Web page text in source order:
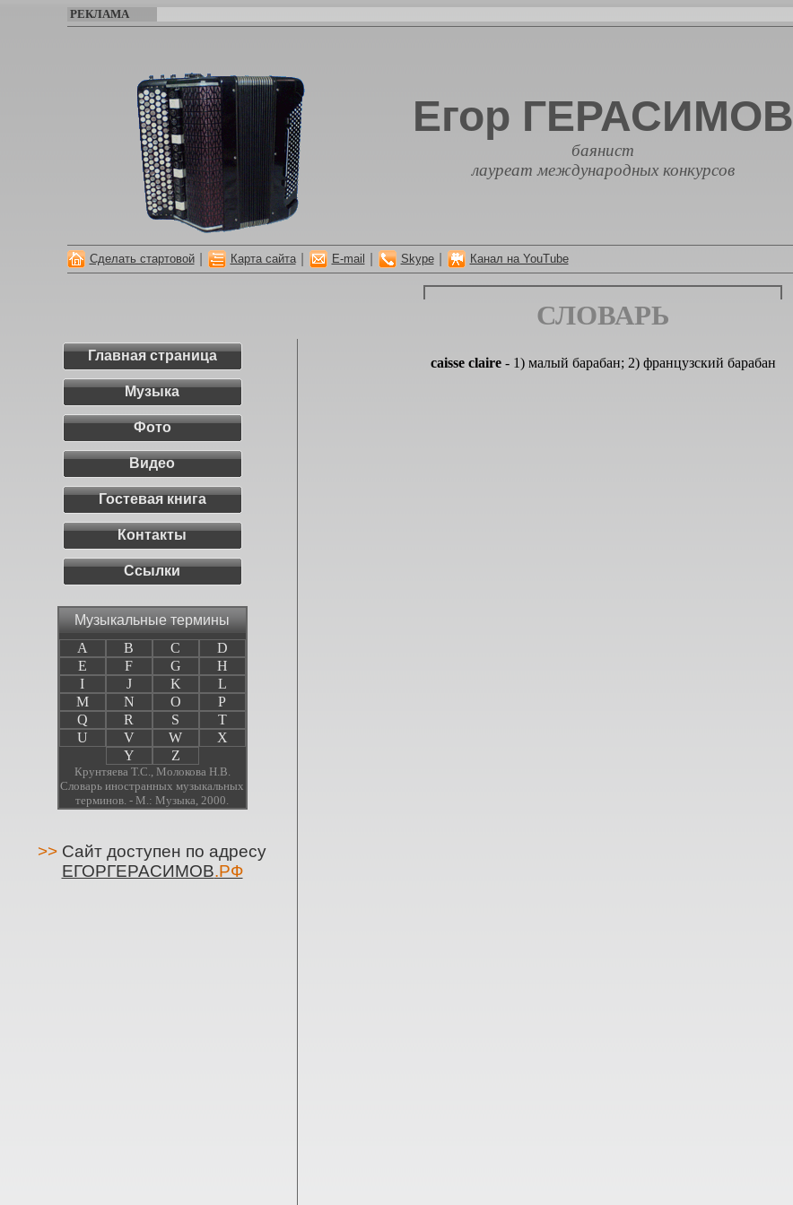
РЕКЛАМА
Егор ГЕРАСИМОВ
баянист
лауреат международных конкурсов
Сделать стартовой Карта сайта E-mail Skype Канал на YouTube
СЛОВАРЬ
Главная страница
Музыка
Фото
Видео
Гостевая книга
Контакты
Ссылки
Музыкальные термины
A
B C
D
E
F G
H
I
J K
L
M
N O
P
Q
R S
T
U
V W
X
Y
Z
Крунтяева Т.С., Молокова Н.В.
Словарь иностранных музыкальных
терминов. - М.: Музыка, 2000.
>> Сайт доступен по адресу
ЕГОРГЕРАСИМОВ.РФ
caisse claire- 1) малый барабан; 2) французский барабан